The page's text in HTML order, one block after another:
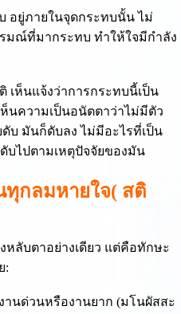
อยู่ภายในจุดกระทบนั้น ไม่
มณ์ที่มากระทบ ทำให้ใจมีกำลัง
เห็นแจ้งว่าการกระทบนี้เป็น
นความเป็นอนัตตาว่าไม่มีตัว
บ มันก็ดับลง ไม่มีอะไรที่เป็น
บไปตามเหตุปัจจัยของมัน
ทุกลมหายใจ( สติ
หลับตาอย่างเดียว แต่คือทักษะ
:
งานด่วนหรืองานยาก (มโนผัสสะ